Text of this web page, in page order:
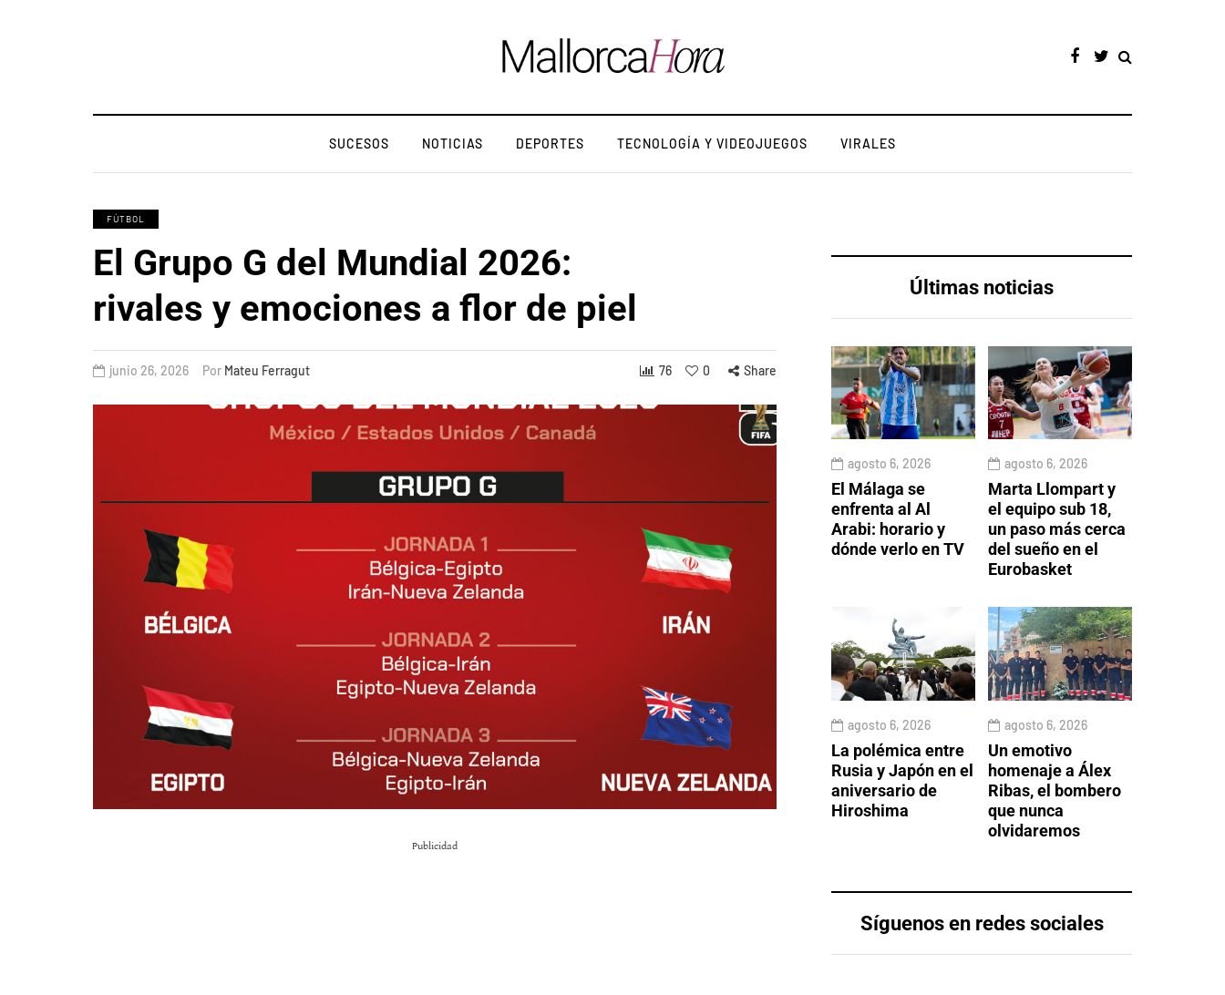
SUCESOS NOTICIAS DEPORTES TECNOLOGÍA Y VIDEOJUEGOS VIRALES
FÚTBOL
El Grupo G del Mundial 2026:
rivales y emociones a flor de piel
junio 26, 2026 Por Mateu Ferragut 76 0 Share
Publicidad
Últimas noticias
agosto 6, 2026
El Málaga se
enfrenta al Al
Arabi: horario y
dónde verlo en TV
agosto 6, 2026
Marta Llompart y
el equipo sub 18,
un paso más cerca
del sueño en el
Eurobasket
agosto 6, 2026
La polémica entre
Rusia y Japón en el
aniversario de
Hiroshima
agosto 6, 2026
Un emotivo
homenaje a Álex
Ribas, el bombero
que nunca
olvidaremos
Síguenos en redes sociales